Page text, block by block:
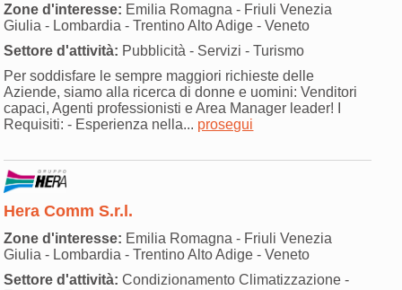
Zone d'interesse: Emilia Romagna - Friuli Venezia
Giulia - Lombardia - Trentino Alto Adige - Veneto
Settore d'attività: Pubblicità - Servizi - Turismo
Per soddisfare le sempre maggiori richieste delle
Aziende, siamo alla ricerca di donne e uomini: Venditori
capaci, Agenti professionisti e Area Manager leader! I
Requisiti: - Esperienza nella... prosegui
Hera Comm S.r.l.
Zone d'interesse: Emilia Romagna - Friuli Venezia
Giulia - Lombardia - Trentino Alto Adige - Veneto
Settore d'attività: Condizionamento Climatizzazione -